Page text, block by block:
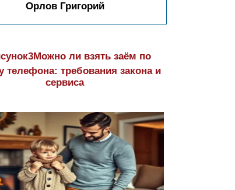
Орлов Григорий
Можно ли взять заём по
телефона: требования закона и
сервиса